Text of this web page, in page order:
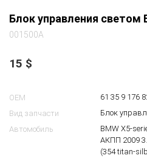
Блок управления светом
001500A
15 $
OEM
61 35 9 176
Вид запчасти
Блок
Автомобиль
BMW X5-
АКПП 2009
(354 titan-